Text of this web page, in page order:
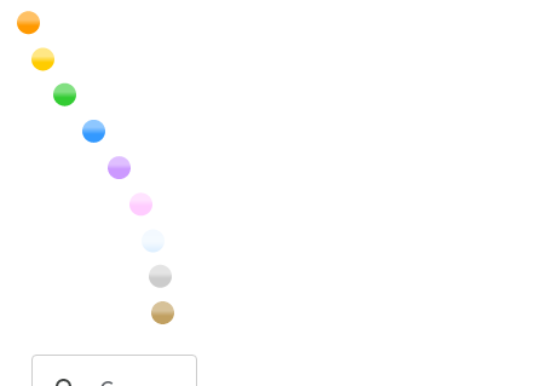
赤色の花のフリー写真素材
橙色の花のフリー写真素材
黄色の花のフリー写真素材
緑色の花のフリー写真素材
青色の花のフリー写真素材
紫色の花のフリー写真素材
白色の花のフリー写真素材
昆虫のフリー写真素材